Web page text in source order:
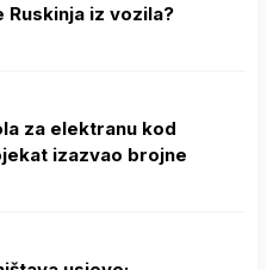
Ruskinja iz vozila?
za elektranu kod
izazvao brojne